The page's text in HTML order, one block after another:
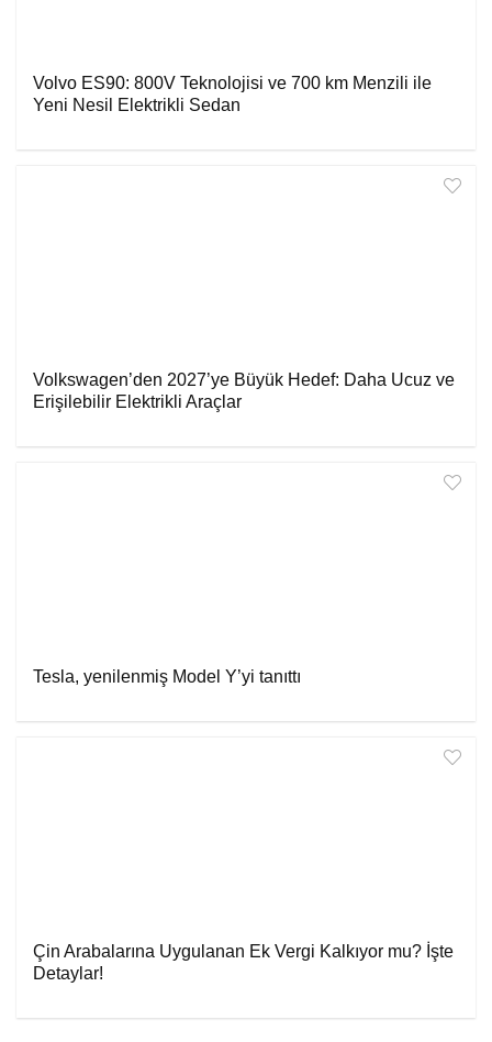
Volvo ES90: 800V Teknolojisi ve 700 km Menzili ile
Yeni Nesil Elektrikli Sedan
Volkswagen’den 2027’ye Büyük Hedef: Daha Ucuz ve
Erişilebilir Elektrikli Araçlar
Tesla, yenilenmiş Model Y’yi tanıttı
Çin Arabalarına Uygulanan Ek Vergi Kalkıyor mu? İşte
Detaylar!